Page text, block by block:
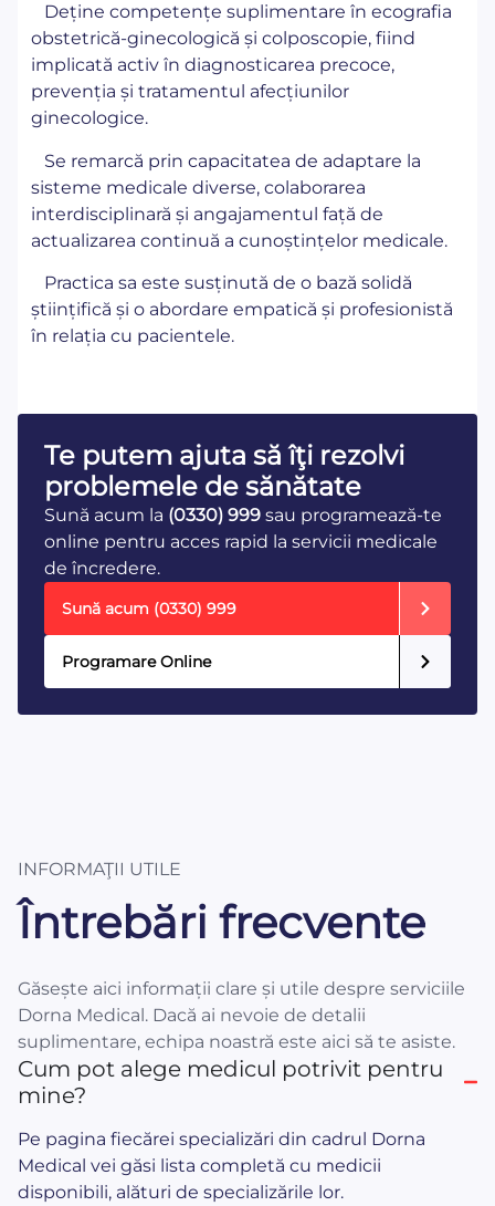
Deține competențe suplimentare în ecografia
obstetrică-ginecologică și colposcopie, fiind
implicată activ în diagnosticarea precoce,
prevenția și tratamentul afecțiunilor
ginecologice.
Se remarcă prin capacitatea de adaptare la
sisteme medicale diverse, colaborarea
interdisciplinară și angajamentul față de
actualizarea continuă a cunoștințelor medicale.
Practica sa este susținută de o bază solidă
științifică și o abordare empatică și profesionistă
în relația cu pacientele.
Te putem ajuta să îţi rezolvi
problemele de sănătate
Sună acum la (0330) 999 sau programează-te
online pentru acces rapid la servicii medicale
de încredere.
Sună acum (0330) 999
Programare Online
INFORMAŢII UTILE
Întrebări frecvente
Găsește aici informații clare și utile despre serviciile
Dorna Medical. Dacă ai nevoie de detalii
suplimentare, echipa noastră este aici să te asiste.
Cum pot alege medicul potrivit pentru
mine?
Pe pagina fiecărei specializări din cadrul Dorna
Medical vei găsi lista completă cu medicii
disponibili, alături de specializările lor.